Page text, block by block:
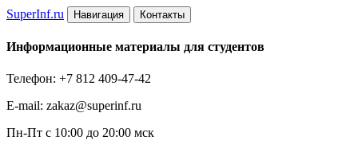
SuperInf.ru Навигация Контакты
Информационные материалы для студентов
Телефон: +7 812 409-47-42
E-mail: zakaz@superinf.ru
Пн-Пт с 10:00 до 20:00 мск